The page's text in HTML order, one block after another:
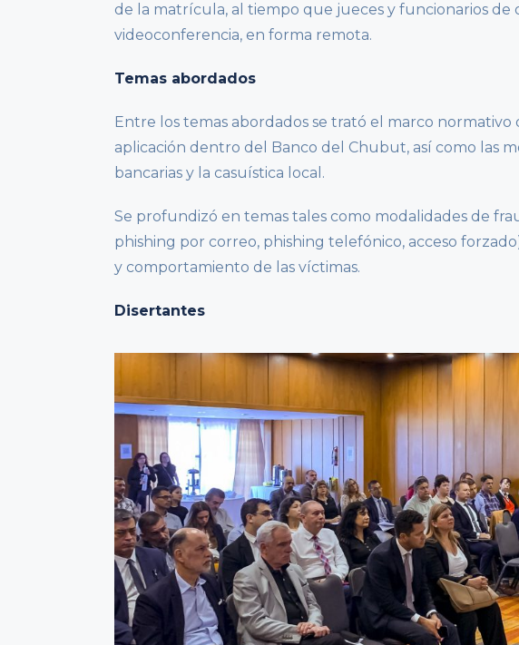
de la matrícula, al tiempo que jueces y funcionarios de
videoconferencia, en forma remota.
Temas abordados
Entre los temas abordados se trató el marco normativo
aplicación dentro del Banco del Chubut, así como las
bancarias y la casuística local.
Se profundizó en temas tales como modalidades de
phishing por correo, phishing telefónico, acceso
y comportamiento de las víctimas.
Disertantes